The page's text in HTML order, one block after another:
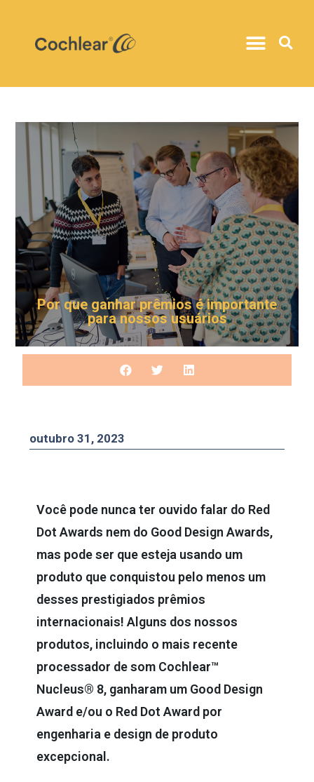
Por que ganhar prêmios é importante
para nossos usuários
outubro 31, 2023
Você pode nunca ter ouvido falar do Red
Dot Awards nem do Good Design Awards,
mas pode ser que esteja usando um
produto que conquistou pelo menos um
desses prestigiados prêmios
internacionais! Alguns dos nossos
produtos, incluindo o mais recente
processador de som Cochlear™
Nucleus® 8, ganharam um Good Design
Award e/ou o Red Dot Award por
engenharia e design de produto
excepcional.